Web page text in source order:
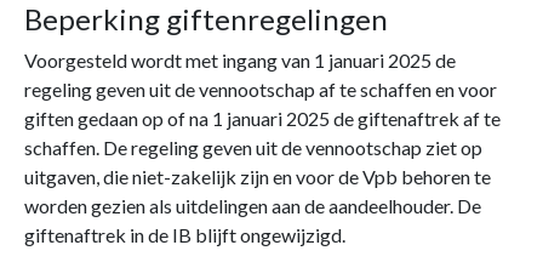
Beperking giftenregelingen
Voorgesteld wordt met ingang van 1 januari 2025 de
regeling geven uit de vennootschap af te schaffen en voor
giften gedaan op of na 1 januari 2025 de giftenaftrek af te
schaffen. De regeling geven uit de vennootschap ziet op
uitgaven, die niet-zakelijk zijn en voor de Vpb behoren te
worden gezien als uitdelingen aan de aandeelhouder. De
giftenaftrek in de IB blijft ongewijzigd.